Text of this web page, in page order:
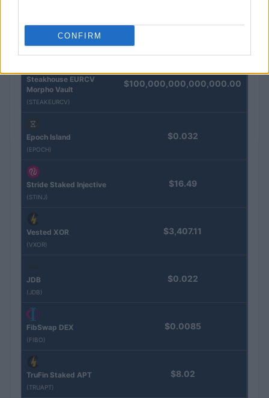
CONFIRM
(KBTC)
$83,270.00
Steakhouse EURCV
Morpho Vault
(STEAKEURCV)
$100,000,000,000,000.00
Epoch Island
(EPOCH)
$0.032
Stride Staked Injective
(STINJ)
$16.49
Vested XOR
(VXOR)
$3,407.11
JDB
(JDB)
$0.022
FibSwap DEX
(FIBO)
$0.0085
TruFin Staked APT
(TRUAPT)
$8.02